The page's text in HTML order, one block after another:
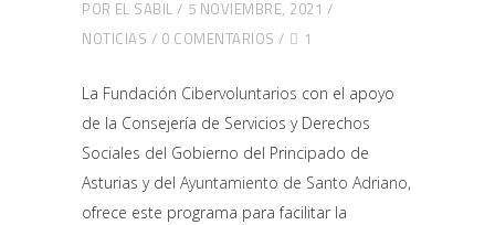
POR EL SABIL
5 NOVIEMBRE, 2021
NOTICIAS
0 COMENTARIOS 1
La Fundación Cibervoluntarios con el apoyo
de la Consejería de Servicios y Derechos
Sociales del Gobierno del Principado de
Asturias y del Ayuntamiento de Santo Adriano,
ofrece este programa para facilitar la